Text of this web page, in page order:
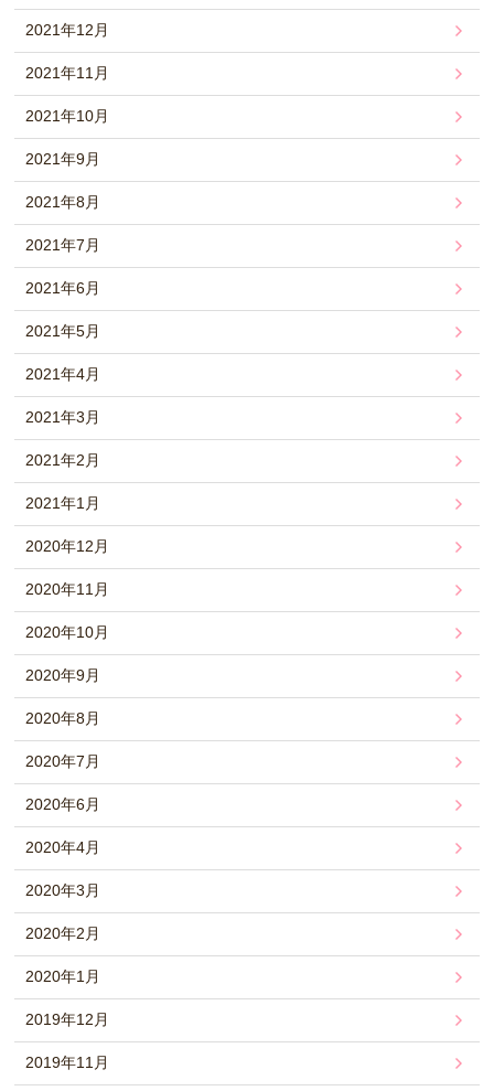
2021年12月
2021年11月
2021年10月
2021年9月
2021年8月
2021年7月
2021年6月
2021年5月
2021年4月
2021年3月
2021年2月
2021年1月
2020年12月
2020年11月
2020年10月
2020年9月
2020年8月
2020年7月
2020年6月
2020年4月
2020年3月
2020年2月
2020年1月
2019年12月
2019年11月